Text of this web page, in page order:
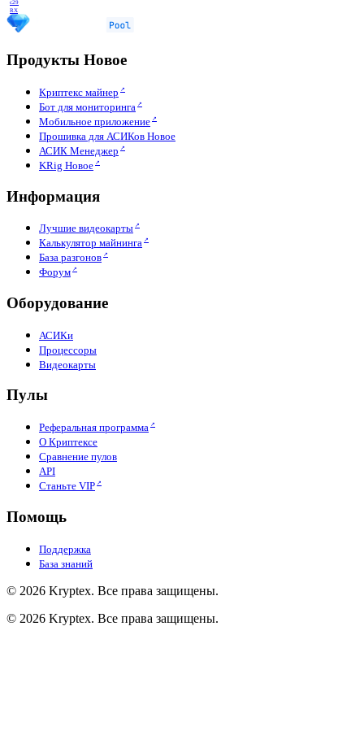
c29
RX
Продукты Новое
Криптекс майнер
Бот для мониторинга
Мобильное приложение
Прошивка для АСИКов Новое
АСИК Менеджер
KRig Новое
Информация
Лучшие видеокарты
Калькулятор майнинга
База разгонов
Форум
Оборудование
АСИКи
Процессоры
Видеокарты
Пулы
Реферальная программа
О Криптексе
Сравнение пулов
API
Станьте VIP
Помощь
Поддержка
База знаний
© 2026 Kryptex. Все права защищены.
© 2026 Kryptex. Все права защищены.